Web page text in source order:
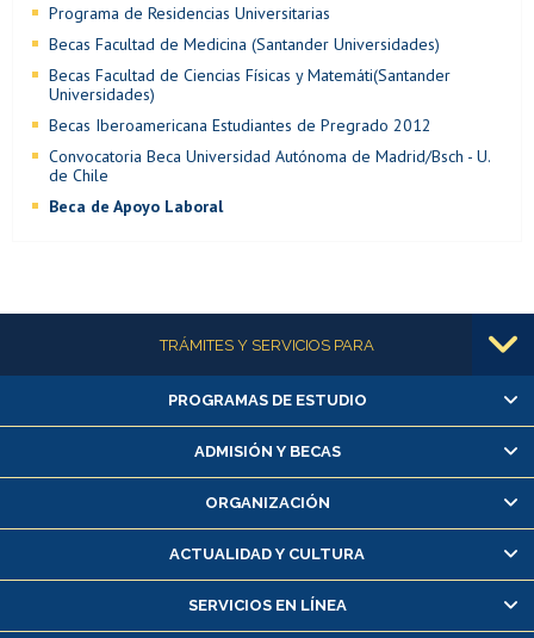
Programa de Residencias Universitarias
Becas Facultad de Medicina (Santander Universidades)
Becas Facultad de Ciencias Físicas y Matemáti(Santander
Universidades)
Becas Iberoamericana Estudiantes de Pregrado 2012
Convocatoria Beca Universidad Autónoma de Madrid/Bsch - U.
de Chile
Beca de Apoyo Laboral
Más informaciónTRÁMITES Y SERVICIOS PARA
Alumnas/os y exalumnas/os
Matrícula en línea
Inscripción y cambio de asignaturas
Consulta y certificado de notas
Servicio médico y dental
Pago de arancel y crédito alumnos
PROGRAMAS DE ESTUDIO
ADMISIÓN Y BECAS
ORGANIZACIÓN
ACTUALIDAD Y CULTURA
SERVICIOS EN LÍNEA